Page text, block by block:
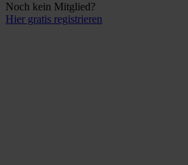
Noch kein Mitglied?
Hier gratis registrieren